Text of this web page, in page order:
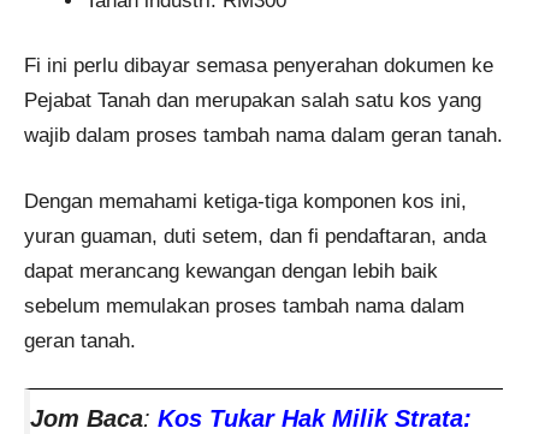
Fi ini perlu dibayar semasa penyerahan dokumen ke
Pejabat Tanah dan merupakan salah satu kos yang
wajib dalam proses tambah nama dalam geran tanah.
Dengan memahami ketiga-tiga komponen kos ini,
yuran guaman, duti setem, dan fi pendaftaran, anda
dapat merancang kewangan dengan lebih baik
sebelum memulakan proses tambah nama dalam
geran tanah.
Jom Baca: Kos Tukar Hak Milik Strata: